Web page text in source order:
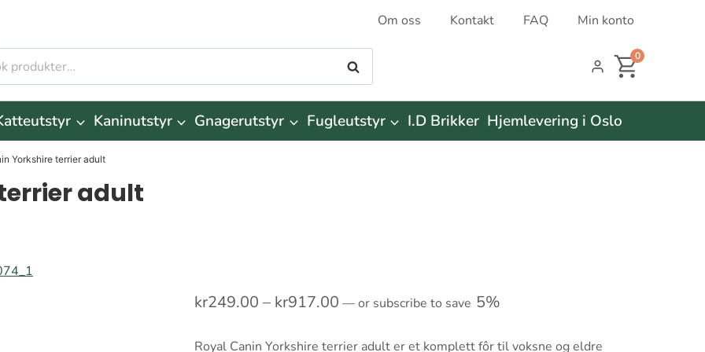
Om oss Kontakt FAQ Min konto
Søk
0
Kaninutstyr Gnagerutstyr Fugleutstyr I.D Brikker Hjemlevering i Oslo
Yorkshire terrier adult
adult
kr249.00 – kr917.00Prisområde:
—or subscribe to save 5%
Royal Canin Yorkshire terrier adult er et komplett fôr til voksne og eldre